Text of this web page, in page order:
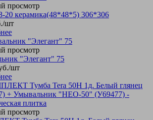
просмотр
20 керамика(48*48*5) 306*306
/шт
просмотр
"Элегант" 75
/шт
просмотр